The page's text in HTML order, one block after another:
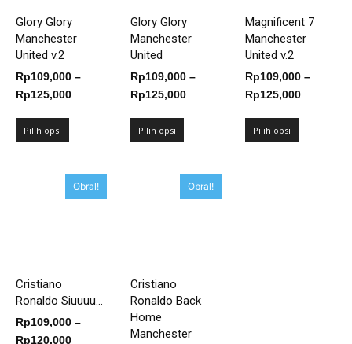
Glory Glory
Manchester
United v.2
Rp109,000 –
Rp125,000Rentang
Pilih opsi
Glory Glory
Manchester
United
Rp109,000 –
Rp125,000Rentang
Pilih opsi
Magnificent 7
Manchester
United v.2
Rp109,000 –
Rp125,000Rentang
Pilih opsi
Obral!
Cristiano
Ronaldo Siuuuu...
Rp109,000 –
Rp120,000Rentang
Obral!
Cristiano
Ronaldo Back
Home
Manchester